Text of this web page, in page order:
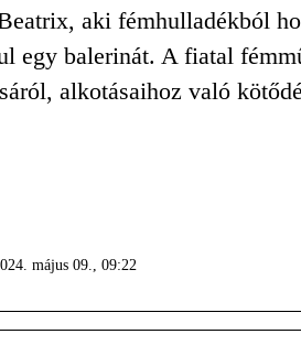
aki fémhulladékból
egy balerinát. A fiatal
alkotásaihoz való
május 09., 09:22